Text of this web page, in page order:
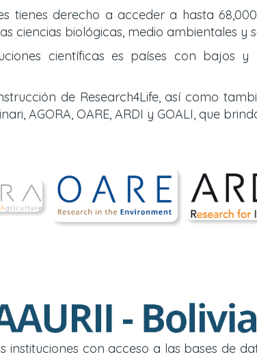
tienes derecho a acceder a hasta
ciencias biológicas, medio ambientales y
científicas es países con bajos
de Research4Life, así como
AGORA, OARE, ARDI y GOALI, que
instituciones con acceso a las bases de